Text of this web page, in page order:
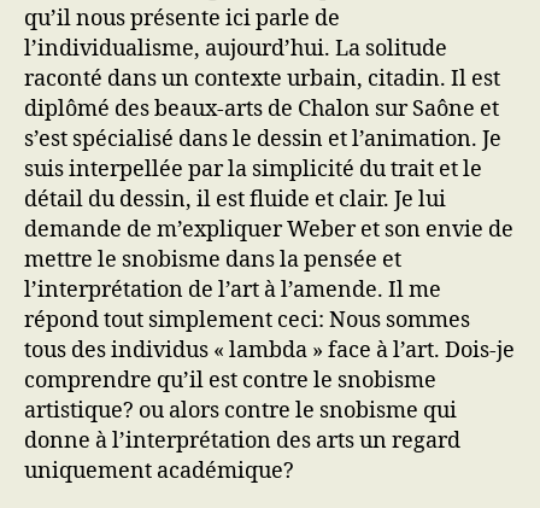
qu’il nous présente ici parle de
l’individualisme, aujourd’hui. La solitude
raconté dans un contexte urbain, citadin. Il est
diplômé des beaux-arts de Chalon sur Saône et
s’est spécialisé dans le dessin et l’animation. Je
suis interpellée par la simplicité du trait et le
détail du dessin, il est fluide et clair. Je lui
demande de m’expliquer Weber et son envie de
mettre le snobisme dans la pensée et
l’interprétation de l’art à l’amende. Il me
répond tout simplement ceci: Nous sommes
tous des individus « lambda » face à l’art. Dois-je
comprendre qu’il est contre le snobisme
artistique? ou alors contre le snobisme qui
donne à l’interprétation des arts un regard
uniquement académique?